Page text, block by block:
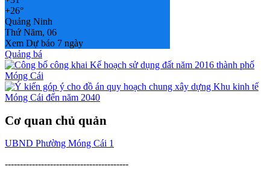
+26°
Quảng Ninh
Thứ Năm, 06
Xem Dự báo 7 ngày
Quảng bá
Cơ quan chủ quản
UBND Phường Móng Cái 1
-----------------------------------------